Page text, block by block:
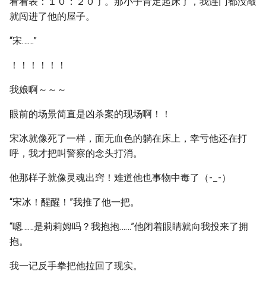
就闯进了他的屋子。
“宋……”
！！！！！！
我娘啊～～～
眼前的场景简直是凶杀案的现场啊！！
宋冰就像死了一样，面无血色的躺在床上，幸亏他还在打
呼，我才把叫警察的念头打消。
他那样子就像灵魂出窍！难道他也事物中毒了（-_-）
“宋冰！醒醒！”我推了他一把。
“嗯……是莉莉姆吗？我抱抱……”他闭着眼睛就向我投来了拥
抱。
我一记反手拳把他拉回了现实。